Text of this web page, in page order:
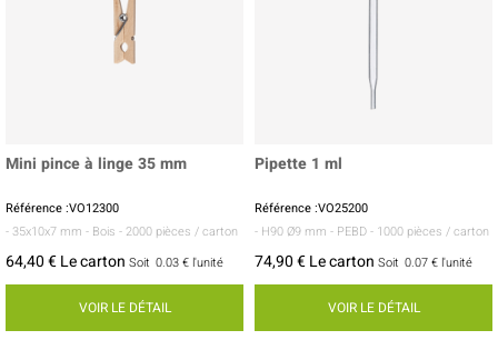
Mini pince à linge 35 mm
Référence :VO12300
- 35x10x7 mm - Bois - 2000 pièces / carton
64,40 € Le carton Soit 0.03 € l'unité
VOIR LE DÉTAIL
Pipette 1 ml
Référence :VO25200
- H90 Ø9 mm - PEBD- 1000 pièces / carton
74,90 € Le carton Soit 0.07 € l'unité
VOIR LE DÉTAIL